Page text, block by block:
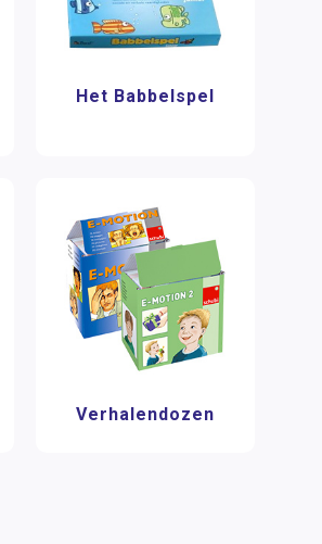
Het Babbelspel
Verhalendozen